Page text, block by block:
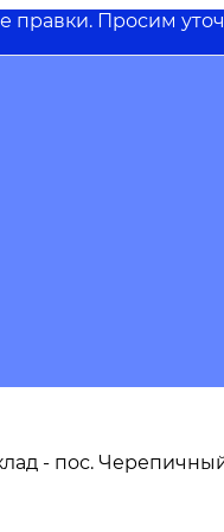
правки. Просим
- пос.